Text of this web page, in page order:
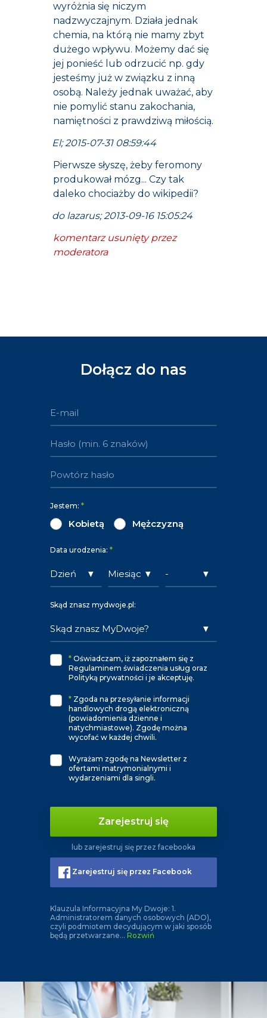
wyróżnia się niczym
nadzwyczajnym. Działa jednak
chemia, na którą nie mamy zbyt
dużego wpływu. Możemy dać się
jej ponieść lub odrzucić np. gdy
jesteśmy już w związku z inną
osobą. Należy jednak uważać, aby
nie pomylić stanu zakochania,
namiętności z prawdziwą miłością.
El; 2015-07-31 08:59:44
Pierwsze słyszę, żeby feromony
produkował mózg... Czy tak
daleko chociażby do wikipedii?
do lazarus; 2013-09-16 15:05:24
komentarz usunięty przez
moderatora
Dołącz do nas
Jestem: *
Kobietą Mężczyzną
Data urodzenia: *
Skąd znasz mydwoje.pl:
* Oświadczam, iż zapoznałem się z
Regulaminem świadczenia usług oraz
Polityką prywatności i je akceptuję.
* Zgoda na przesyłanie informacji
handlowych drogą elektroniczną
(powiadomienia dzienne i
natychmiastowe). Zgodę można
wycofać w każdej chwili.
Wyrażam zgodę na Newsletter z
ofertami matrymonialnymi i
wydarzeniami dla singli.
Zarejestruj się
lub zarejestruj się przez facebooka
Zarejestruj się przez Facebook
Klauzula Informacyjna My Dwoje: 1.
Administratorem danych osobowych (ADO),
czyli podmiotem decydującym w jaki sposób
będą przetwarzane... Rozwiń